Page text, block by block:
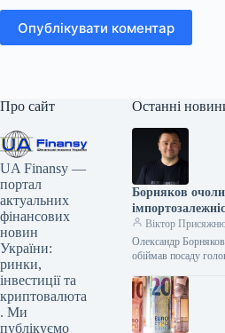
Опублікувати коментар
Про сайт
UA Finansy —
портал
актуальних
фінансових
новин
України:
ринки,
інвестиції та
криптовалюта
. Ми
публікуємо
Останні
Борняков
плани
Віктор
Олександр
обіймав посаду
нову відповідальну
Наглядову раду…